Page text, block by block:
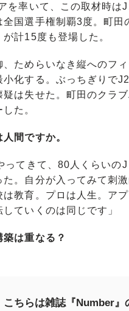
率いて、この取材時は
国選手権制覇3度。町
計15度も登場した。
ためらいなき縦へのフ
化する。ぶっちぎりで
疑は失せた。町田のクラ
た。
間ですか。
ってきて、80人くらい
。自分が入ってみて刺
教育。プロは人生。ア
ていくのは同じです」
は重なる？
こちらは雑誌『Number』